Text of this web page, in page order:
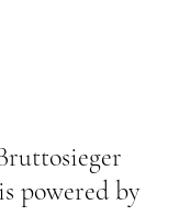
powered by